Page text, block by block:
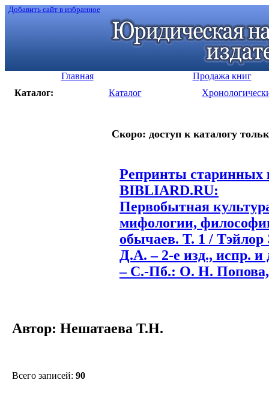
Добавить сайт в избранное
Главная
Продажа книг
Каталог:
Каталог
Скоро: доступ к каталогу
Репринты старинных
BIBLIARD.RU:
Первобытная
мифологии,
обычаев. Т. 1 /
Д.А. – 2-е изд., испр. и
– С.-Пб.: О. Н. Попова,
Автор: Нешатаева Т.Н.
Всего записей: 90